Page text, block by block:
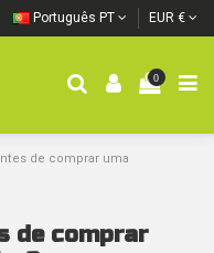
Português PT EUR €
0
de comprar uma
de comprar